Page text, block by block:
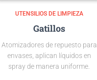
UTENSILIOS DE LIMPIEZA
Gatillos
Atomizadores de repuesto para
envases, aplican líquidos en
spray de manera uniforme.